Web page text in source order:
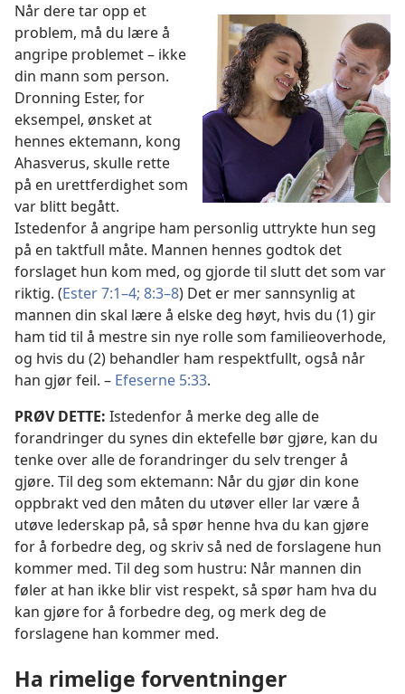
Når dere tar opp et
problem, må du lære å
angripe problemet – ikke
din mann som person.
Dronning Ester, for
eksempel, ønsket at
hennes ektemann, kong
Ahasverus, skulle rette
på en urettferdighet som
var blitt begått.
Istedenfor å angripe ham personlig uttrykte hun seg
på en taktfull måte. Mannen hennes godtok det
forslaget hun kom med, og gjorde til slutt det som var
riktig. (Ester 7:1–4; 8:3–8) Det er mer sannsynlig at
mannen din skal lære å elske deg høyt, hvis du (1) gir
ham tid til å mestre sin nye rolle som familieoverhode,
og hvis du (2) behandler ham respektfullt, også når
han gjør feil. – Efeserne 5:33.
PRØV DETTE: Istedenfor å merke deg alle de
forandringer du synes din ektefelle bør gjøre, kan du
tenke over alle de forandringer du selv trenger å
gjøre. Til deg som ektemann: Når du gjør din kone
oppbrakt ved den måten du utøver eller lar være å
utøve lederskap på, så spør henne hva du kan gjøre
for å forbedre deg, og skriv så ned de forslagene hun
kommer med. Til deg som hustru: Når mannen din
føler at han ikke blir vist respekt, så spør ham hva du
kan gjøre for å forbedre deg, og merk deg de
forslagene han kommer med.
Ha rimelige forventninger